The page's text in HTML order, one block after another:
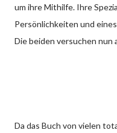
um ihre Mithilfe. Ihre
Persönlichkeiten und
Die beiden versuchen nun
Da das Buch von vielen